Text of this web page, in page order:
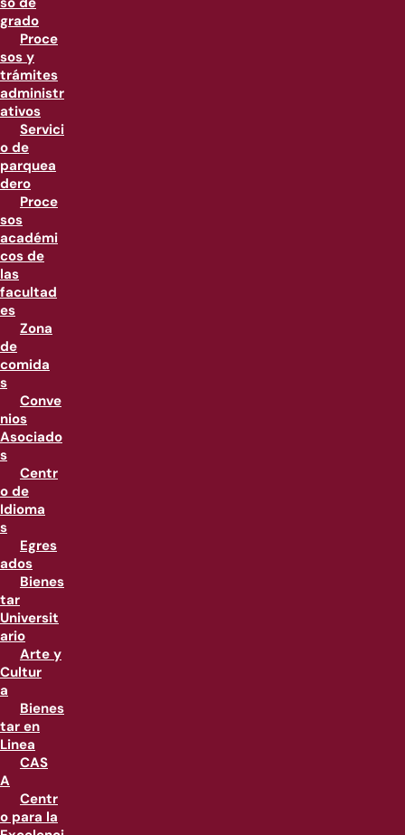
grado
Proce
sos y
trámites
administr
ativos
Servici
o de
parquea
dero
Proce
sos
académi
cos de
las
facultad
es
Zona
de
comida
s
Conve
nios
Asociado
s
Centr
o de
Idioma
s
Egres
ados
Bienes
tar
Universit
ario
Arte y
Cultur
a
Bienes
tar en
Linea
CAS
A
Centr
o para la